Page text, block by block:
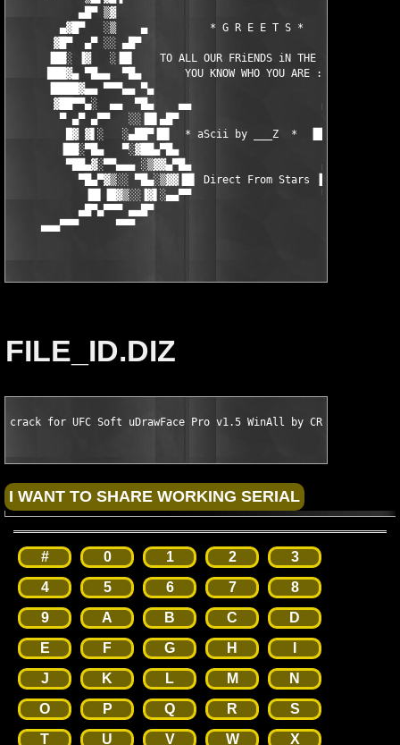
*  ▐█▌▀██▄░
▐██░▀█▄   ▀░▓██▄▀█▄
▀██▄▓░▀▀▄▄▄ ░▒▓▓▄▀█▄
▀█▄▀▓▒░░ ▀█▄░▒▓▓▐█▌ Direct From Stars
▐█▌▐█▓▒░░▐▓▌░▄▄▀▀
▄█▀▄▀▀▀ ▄▄█▀
▄▄▄▀▀▀      ▀▀▀
FILE_ID.DIZ
crack for UFC Soft uDrawFace Pro v1.5 WinAll by CRD
# 0 1 2
3
4
5 6 7
8
9
A B C
D
E
F G H
J
K L M
N
O
P Q R
S
T
U V W X